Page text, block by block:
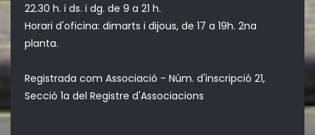
22.30 h. i ds. i dg. de 9 a 21 h.
Horari d'oficina: dimarts i dijous, de 17 a 19h. 2na
planta.
Registrada com Associació - Núm. d'inscripció 21,
Secció 1a del Registre d'Associacions